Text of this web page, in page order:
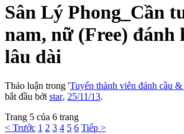
Sân Lý Phong_Cần
nam, nữ (Free) đánh
lâu dài
Thảo luận trong 'Tuyển thành viên đánh cầu
bắt đầu bởi star, 25/11/13.
Trang 5 của 6 trang
< Trước 1 2 3 4 5 6 Tiếp >